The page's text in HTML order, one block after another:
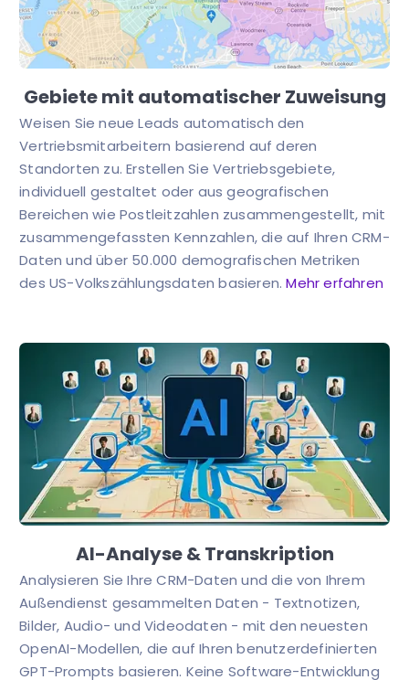
Gebiete mit automatischer Zuweisung
Weisen Sie neue Leads automatisch den
Vertriebsmitarbeitern basierend auf deren
Standorten zu. Erstellen Sie Vertriebsgebiete,
individuell gestaltet oder aus geografischen
Bereichen wie Postleitzahlen zusammengestellt, mit
zusammengefassten Kennzahlen, die auf Ihren CRM-
Daten und über 50.000 demografischen Metriken
des US-Volkszählungsdaten basieren.Mehr erfahren
AI-Analyse & Transkription
Analysieren Sie Ihre CRM-Daten und die von Ihrem
Außendienst gesammelten Daten - Textnotizen,
Bilder, Audio- und Videodaten - mit den neuesten
OpenAI-Modellen, die auf Ihren benutzerdefinierten
GPT-Prompts basieren. Keine Software-Entwicklung